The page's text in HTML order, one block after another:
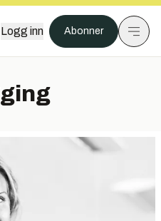
Logg inn Abonner